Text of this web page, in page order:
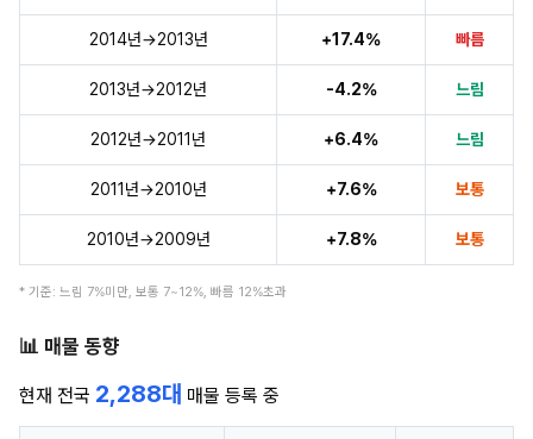
2014년→2013년 +17.4% 빠름
2013년→2012년 -4.2% 느림
2012년→2011년 +6.4% 느림
2011년→2010년 +7.6% 보통
2010년→2009년 +7.8% 보통
* 기준: 느림 7%미만, 보통 7~12%, 빠름 12%초과
📊 매물 동향
현재 전국 2,288대 매물 등록 중